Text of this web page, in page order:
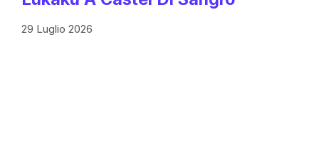
29 Luglio 2026